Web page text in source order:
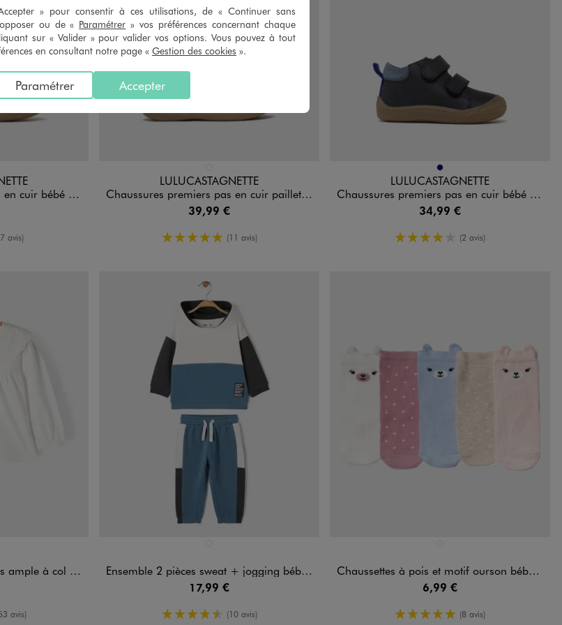
- LuluCastagnette
avis)
LULUCASTAGNETTE
Chaussures premiers pas en cuir pailleté bébé fille - LuluCastagnette
39,99 €
5/5 de moyenne
(11 avis)
Disponible en 1 colorisMARINE
LULUCASTAGNETTE
Chaussures premiers pas en cuir bébé garçon - LuluCastagnette
34,99 €
4/5 de moyenne
(2 avis)
anglaise bébé fille
avis)
Ensemble 2 pièces sweat + jogging bébé garçon
17,99 €
4.5/5 de moyenne
(10 avis)
Chaussettes à pois et motif ourson bébé fille (lot de 5)
6,99 €
5/5 de moyenne
(8 avis)
» pour consentir à ces utilisations, de « Continuer sans
ou de « Paramétrer » vos préférences concernant chaque
sur « Valider » pour valider vos options. Vous pouvez à tout
en consultant notre page « Gestion des cookies ».
Accepter
Paramétrer